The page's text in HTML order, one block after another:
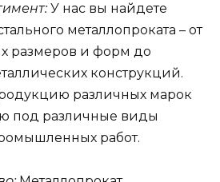
У нас вы найдете
металлопроката – от
размеров и форм до
конструкций.
различных марок
под различные виды
работ.